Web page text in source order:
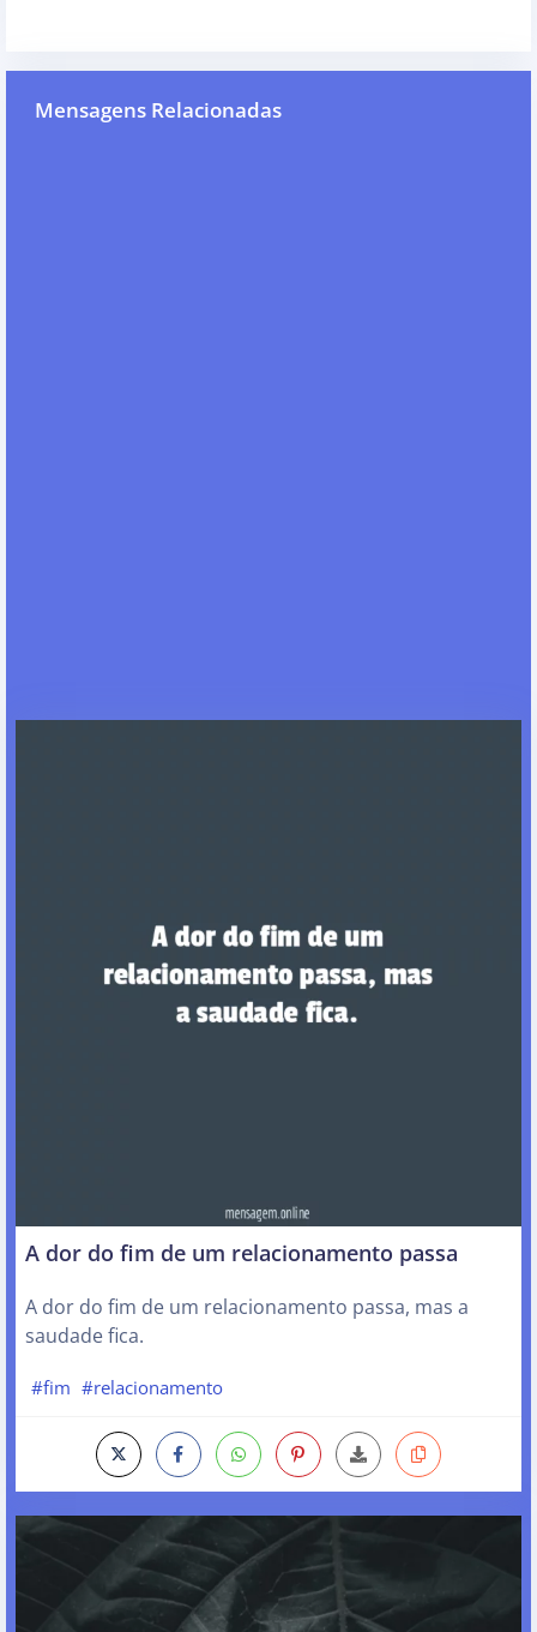
Mensagens Relacionadas
A dor do fim de um relacionamento passa
A dor do fim de um relacionamento passa, mas a
saudade fica.
#fim #relacionamento